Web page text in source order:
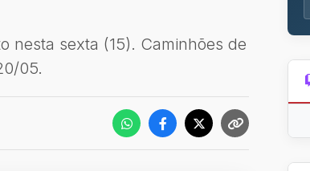
nesta sexta (15). Caminhões de
05.